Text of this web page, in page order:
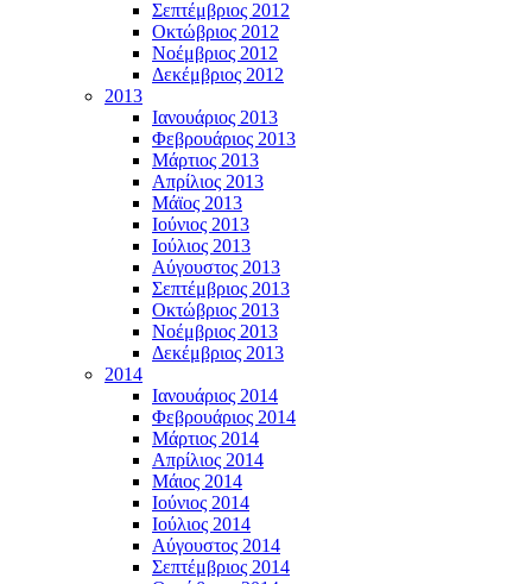
Σεπτέμβριος 2012
Οκτώβριος 2012
Νοέμβριος 2012
Δεκέμβριος 2012
2013
Ιανουάριος 2013
Φεβρουάριος 2013
Μάρτιος 2013
Απρίλιος 2013
Μάϊος 2013
Ιούνιος 2013
Ιούλιος 2013
Αύγουστος 2013
Σεπτέμβριος 2013
Οκτώβριος 2013
Νοέμβριος 2013
Δεκέμβριος 2013
2014
Ιανουάριος 2014
Φεβρουάριος 2014
Μάρτιος 2014
Απρίλιος 2014
Μάιος 2014
Ιούνιος 2014
Ιούλιος 2014
Αύγουστος 2014
Σεπτέμβριος 2014